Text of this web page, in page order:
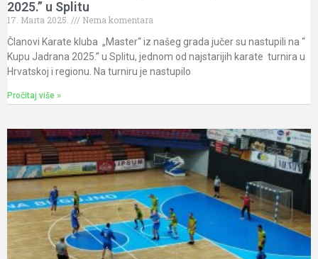
2025.” u Splitu
17. Marta 2025.
Nema komentara
Članovi Karate kluba „Master“ iz našeg grada jučer su nastupili na “
Kupu Jadrana 2025.” u Splitu, jednom od najstarijih karate turnira u
Hrvatskoj i regionu. Na turniru je nastupilo
Pročitaj više »